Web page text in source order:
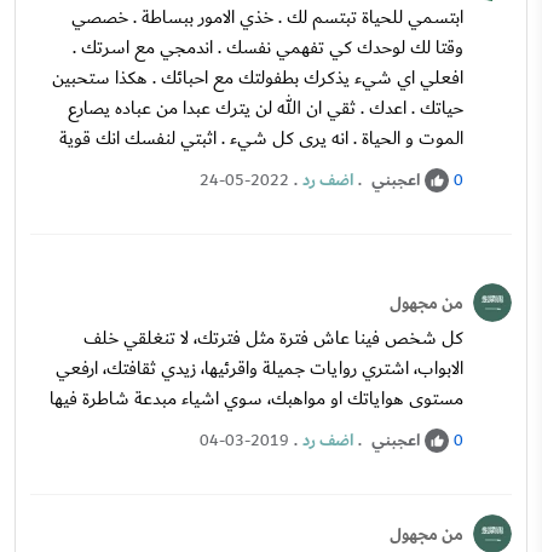
ابتسمي للحياة تبتسم لك . خذي الامور ببساطة . خصصي
وقتا لك لوحدك كي تفهمي نفسك . اندمجي مع اسرتك .
افعلي اي شيء يذكرك بطفولتك مع احبائك . هكذا ستحبين
حياتك . اعدك . ثقي ان الله لن يترك عبدا من عباده يصارع
الموت و الحياة . انه يرى كل شيء . اثبتي لنفسك انك قوية
0 اعجبني .اضف رد.
24-05-2022
من مجهول
كل شخص فينا عاش فترة مثل فترتك، لا تنغلقي خلف
الابواب، اشتري روايات جميلة واقرئيها، زيدي ثقافتك، ارفعي
مستوى هواياتك او مواهبك، سوي اشياء مبدعة شاطرة فيها
0 اعجبني .اضف رد.
04-03-2019
من مجهول